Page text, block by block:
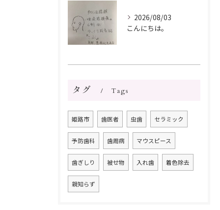
2026/08/03
こんにちは。
タグ Tags
姫路市 歯医者 虫歯 セラミック
予防歯科 歯周病 マウスピース
歯ぎしり 被せ物 入れ歯 着色除去
親知らず